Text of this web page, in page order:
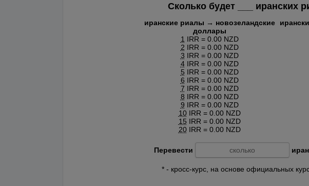
Сколько будет иранских
иранские риалы → новозеландские
доллары
1 IRR = 0.00 NZD
2 IRR = 0.00 NZD
3 IRR = 0.00 NZD
4IRR = 0.00 NZD
5 IRR = 0.00 NZD
6 IRR = 0.00 NZD
7 IRR = 0.00 NZD
8 IRR = 0.00 NZD
9 IRR = 0.00 NZD
10IRR = 0.00 NZD
15 IRR = 0.00 NZD
20IRR = 0.00 NZD
Перевести
* - кросс-курс, на основе официальных